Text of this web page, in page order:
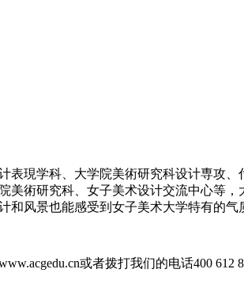
現学科、大学院美術研究科设计専攻、
術研究科、女子美术设计交流中心等，
风景也能感受到女子美术大学特有的气
或者拨打我们的电话400 612